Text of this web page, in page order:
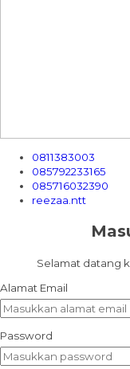
0811383003
085792233165
085716032390
reezaa.ntt
Selamat datang
Alamat Email
Password